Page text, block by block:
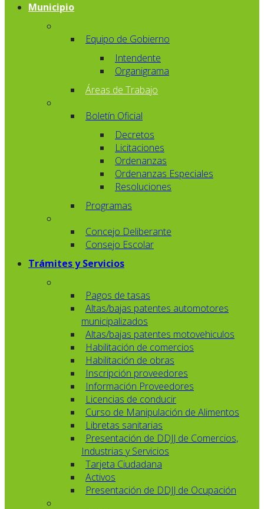
Municipio
Equipo de Gobierno
Intendente
Organigrama
Áreas de Trabajo
Boletín Oficial
Decretos
Licitaciones
Ordenanzas
Ordenanzas Especiales
Resoluciones
Programas
Concejo Deliberante
Consejo Escolar
Trámites y Servicios
Pagos de tasas
Altas/bajas patentes automotores
municipalizados
Altas/bajas patentes motovehiculos
Habilitación de comercios
Habilitación de obras
Inscripción proveedores
Información Proveedores
Licencias de conducir
Curso de Manipulación de Alimentos
Libretas sanitarias
Presentación de DDJJ de Comercios,
Industrias y Servicios
Tarjeta Ciudadana
Activos
Presentación de DDJJ de Ocupación